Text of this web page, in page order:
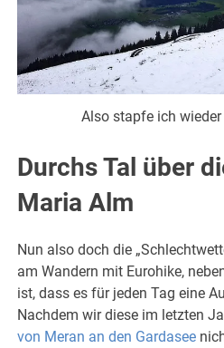
Also stapfe ich
Durchs Tal über
Maria Alm
Nun also doch die
am Wandern mit Eurohike,
ist, dass es für jeden Tag eine
Nachdem wir diese im letzten
von Meran an den Gardasee